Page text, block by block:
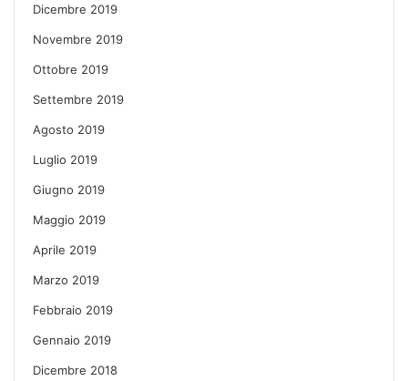
Dicembre 2019
Novembre 2019
Ottobre 2019
Settembre 2019
Agosto 2019
Luglio 2019
Giugno 2019
Maggio 2019
Aprile 2019
Marzo 2019
Febbraio 2019
Gennaio 2019
Dicembre 2018